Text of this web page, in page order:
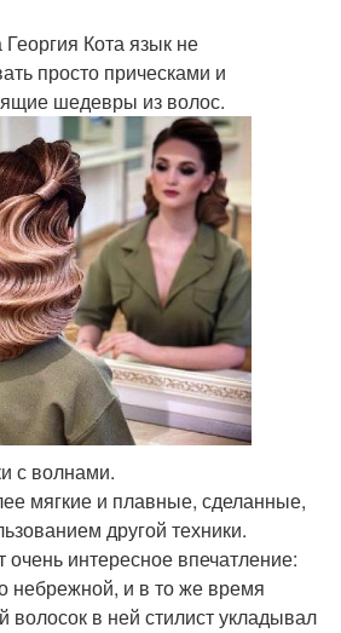
Кота язык не
просто прическами и
шедевры из волос.
с волнами.
мягкие и плавные, сделанные,
другой техники.
очень интересное впечатление:
небрежной, и в то же время
волосок в ней стилист укладывал